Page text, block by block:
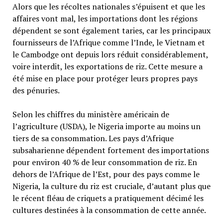
Alors que les récoltes nationales s’épuisent et que les
affaires vont mal, les importations dont les régions
dépendent se sont également taries, car les principaux
fournisseurs de l’Afrique comme l’Inde, le Vietnam et
le Cambodge ont depuis lors réduit considérablement,
voire interdit, les exportations de riz. Cette mesure a
été mise en place pour protéger leurs propres pays
des pénuries.
Selon les chiffres du ministère américain de
l’agriculture (USDA), le Nigeria importe au moins un
tiers de sa consommation. Les pays d’Afrique
subsaharienne dépendent fortement des importations
pour environ 40 % de leur consommation de riz. En
dehors de l’Afrique de l’Est, pour des pays comme le
Nigeria, la culture du riz est cruciale, d’autant plus que
le récent fléau de criquets a pratiquement décimé les
cultures destinées à la consommation de cette année.